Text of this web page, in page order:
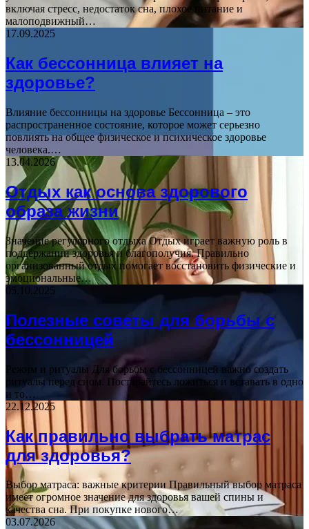
включая стресс, недостаток сна, плохое питание и
малоподвижный…
17.09.2025
Как бессонница влияет на
здоровье?
Влияние бессонницы на здоровье Бессонница – это
распространенное состояние, которое может серьезно
повлиять на общее физическое и психическое здоровье
человека.…
13.04.2026
Отдых как основа здорового
образа жизни
Значение регулярного отдыха Отдых играет важную роль в
поддержании здоровья и благополучия. Правильно
организованный отдых помогает восстановить физические и
эмоциональные…
05.10.2025
Полезные советы для борьбы с
бессонницей
Режим и ритуалы Для борьбы с бессонницей важно создать
ритуалы перед сном. Постарайтесь ложиться и вставать в одно
и то…
22.12.2025
Как правильно выбрать матрас
для здоровья?
Выбор матраса: важные критерии Правильный выбор матраса
имеет огромное значение для здоровья вашей спины и
качества сна. При покупке нового…
03.07.2026